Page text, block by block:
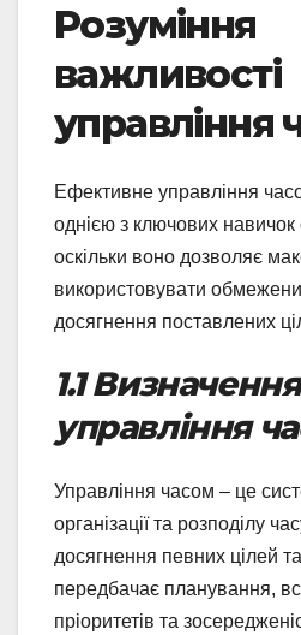
Розуміння
важливості
управління
Ефективне управління
однією з ключових навичок
оскільки воно дозволяє
використовувати
досягнення поставлених
1.1 Визначення
управління
Управління часом – це
організації та розподілу
досягнення певних цілей
передбачає планування,
пріоритетів та